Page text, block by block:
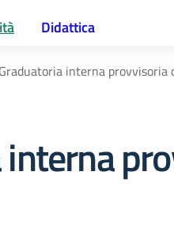
Didattica
Graduatoria interna provvisoria